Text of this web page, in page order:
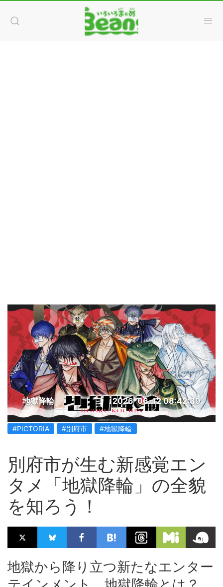
地獄降輪 2026-06-12 08:42:39
#PICTORIA #別府市 #地獄降輪
別府市が生む新感覚エン
タメ「地獄降輪」の全貌
を知ろう！
地獄から降り立つ新たなエンター